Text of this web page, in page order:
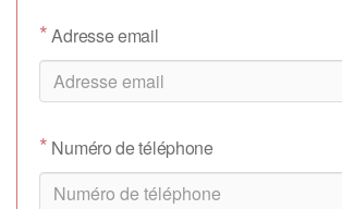
*Adresse email
* Numéro de téléphone